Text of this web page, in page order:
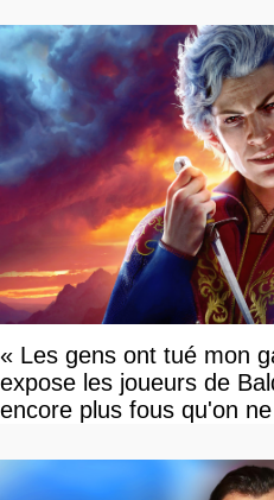
« Les gens ont tué mon
expose les joueurs de
encore plus fous qu'on